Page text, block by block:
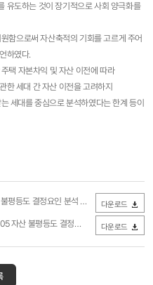
유도하는 것이 장기적으로 사회 양극화를
함으로써 자산축적의 기회를 고르게 주어
하였다.
택 자본차익 및 자산 이전에 따라
한 세대 간 자산 이전을 고려하지
세대를 중심으로 분석하였다는 한계 등이
정요인 분석 연구(국토연구원).hwp 다운로드
결정요인 분석 연구(국토연구원).pdf 다운로드